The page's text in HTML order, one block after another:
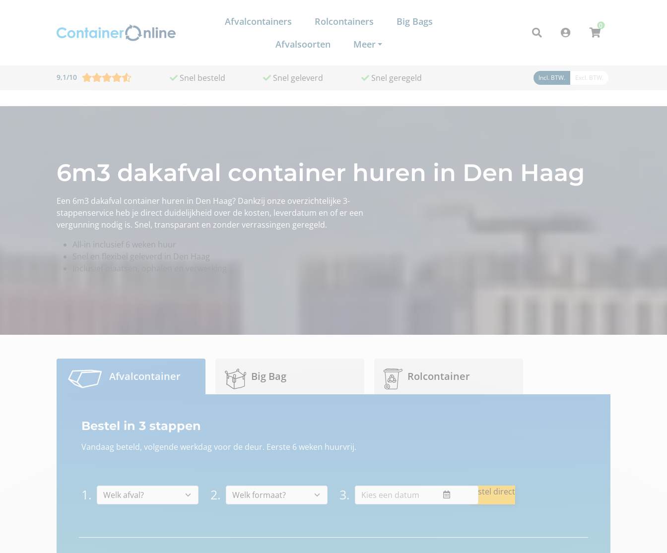
Afvalcontainers Rolcontainers
Big Bags
Afvalsoorten
Meer
Account
0
9,1/10 Snel besteld Snel geleverd Snel geregeld Incl. BTW. Excl. BTW.
6m3 dakafval container huren in Den Haag
Een 6m3 dakafval container huren in Den Haag? Dankzij onze overzichtelijke 3-
stappenservice heb je direct duidelijkheid over de kosten, leverdatum en of er een
vergunning nodig is. Snel, transparant en zonder verrassingen geregeld.
All-in inclusief 6 weken huur
Snel en flexibel geleverd in Den Haag
Afvalcontainer Big Bag Rolcontainer
Bestel in 3 stappen
Vandaag beteld, volgende werkdag voor de deur. Eerste 6 weken huurvrij.
1. 2. 3. Bestel direct